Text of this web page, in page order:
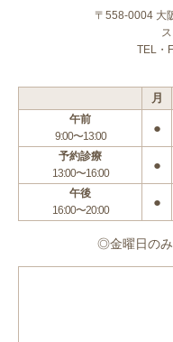
〒558-0004 大
TEL・
月
午前
9:00〜13:00
●
予約診療
13:00〜16:00
●
午後
16:00〜20:00
●
◎金曜日の